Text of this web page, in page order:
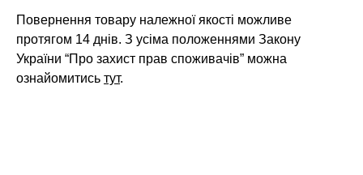
Повернення товару належної якості можливе
протягом 14 днів. З усіма положеннями Закону
України “Про захист прав споживачів” можна
ознайомитись тут.